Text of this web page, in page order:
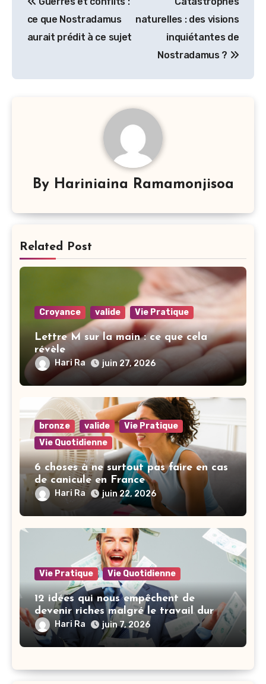
de
l’article
ce que Nostradamus
aurait prédit à ce sujet
naturelles : des visions
inquiétantes de
Nostradamus ?
By Hariniaina Ramamonjisoa
Related Post
Croyance valide Vie Pratique
Lettre M sur la main : ce que cela
révèle
Hari Ra juin 27, 2026
bronze valide
Vie Pratique
Vie Quotidienne
6 choses à ne surtout pas faire en cas
de canicule en France
Hari Ra juin 22, 2026
Vie Pratique Vie Quotidienne
12 idées qui nous empêchent de
devenir riches malgré le travail dur
Hari Ra juin 7, 2026